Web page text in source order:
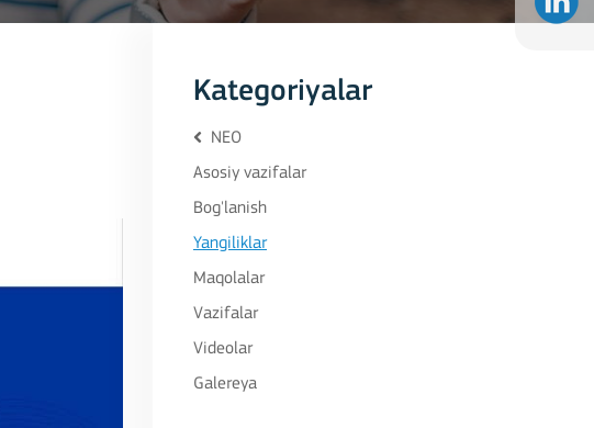
Kategoriyalar
NEO
Asosiy vazifalar
Bog'lanish
Yangiliklar
Maqolalar
Vazifalar
Videolar
Galereya